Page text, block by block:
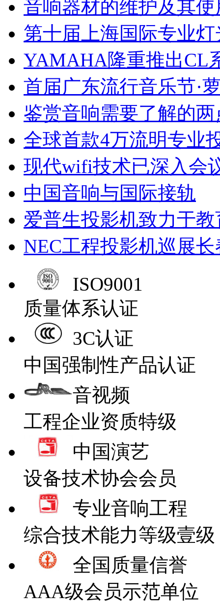
音响器材的维护及其
第十届上海国际专业
YAMAHA隆重推出CL
首届广东流行音乐节·
鉴赏音响需要了解的两
全球首款4万流明专业
现代wifi技术已深入会
中国音响与国际接轨
爱普生投影机致力于
NEC工程投影机巡展
ISO9001
质量体系认证
3C认证
中国强制性产品认证
音视频
工程企业资质特级
中国演艺
设备技术协会会员
专业音响工程
综合技术能力等级壹级
全国质量信誉
AAA级会员示范单位